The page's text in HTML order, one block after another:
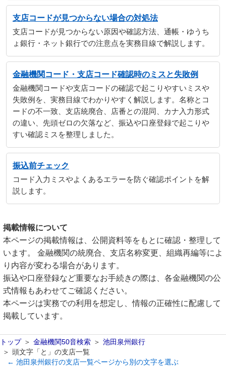
支店コードが見つからない場合の対処法
支店コードが見つからない原因や確認方法、通帳・ゆうち
ょ銀行・ネット銀行での注意点を実務目線で解説します。
金融機関コード・支店コード確認時のミスと失敗例
金融機関コードや支店コードの確認で起こりやすいミスや
失敗例を、実務目線でわかりやすく解説します。名称とコ
ードの不一致、支店統廃合、店番との混同、カナ入力形式
の違い、先頭ゼロの欠落など、振込や口座登録で起こりや
すい確認ミスを整理しました。
振込前チェック
コード入力ミスやよくあるエラーを防ぐ確認ポイントを解
説します。
掲載情報について
本ページの掲載情報は、公開資料等をもとに確認・整理して
います。 金融機関の統廃合、支店名称変更、組織再編等によ
り内容が変わる場合があります。
振込や口座登録など重要なお手続きの際は、各金融機関の公
式情報もあわせてご確認ください。
本ページは実務での利用を想定し、情報の正確性に配慮して
掲載しています。
トップ 金融機関50音検索
池田泉州銀行
頭文字「と」の支店一覧
← 池田泉州銀行の支店一覧ページから別の文字を選ぶ